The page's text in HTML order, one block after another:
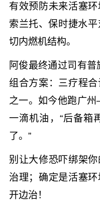
有效预防未来活塞
索兰托、保时捷水
切内燃机结构。
阿俊最终通过司有
组合方案：三疗程
之一。如今他跑广
一滴机油，“后备箱
了。”
别让大修恐吓绑架
治理；确定是活塞
开边治！